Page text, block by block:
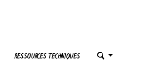
RESSOURCES TECHNIQUES